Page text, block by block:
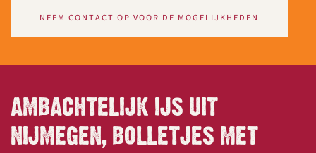
NEEM CONTACT OP VOOR DE MOGELIJKHEDEN
AMBACHTELIJK IJS UIT
NIJMEGEN, BOLLETJES MET